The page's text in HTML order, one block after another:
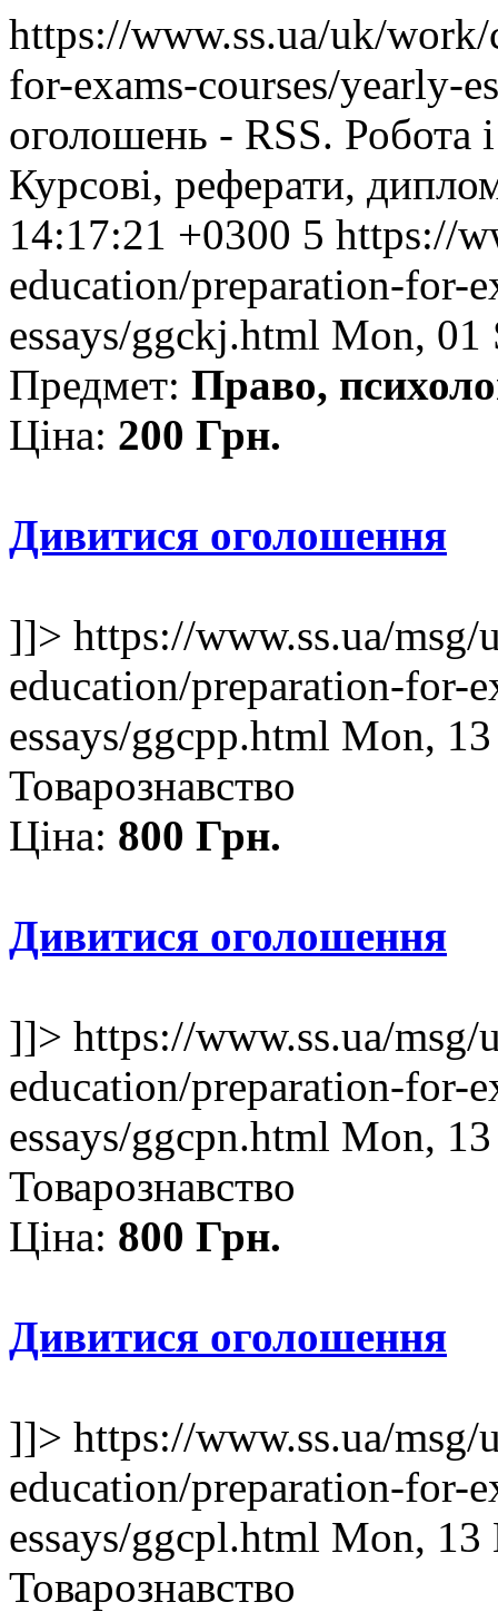
https://www.ss.ua/uk/
for-exams-courses/yearly-
оголошень - RSS. Робота
Курсові, реферати,
14:17:21 +0300 5 https://
education/preparation-for-
essays/ggckj.html Mon, 01
Предмет: Право,
Ціна: 200 Грн.
Дивитися оголошення
]]> https://www.ss.ua/
education/preparation-for-
essays/ggcpp.html Mon,
Товарознавство
Ціна: 800 Грн.
Дивитися оголошення
]]> https://www.ss.ua/
education/preparation-for-
essays/ggcpn.html Mon,
Товарознавство
Ціна: 800 Грн.
Дивитися оголошення
]]> https://www.ss.ua/
education/preparation-for-
essays/ggcpl.html Mon, 13
Товарознавство